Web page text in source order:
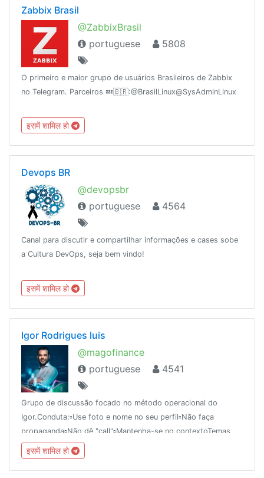
Zabbix Brasil
@ZabbixBrasil
portuguese
5808
O primeiro e maior grupo de usuários Brasileiros de Zabbix
no Telegram. Parceiros 💤🇧🇷:@BrasilLinux@SysAdminLinux
इसमें शामिल हो
Devops BR
@devopsbr
portuguese
4564
Canal para discutir e compartilhar informações e cases sobe
a Cultura DevOps, seja bem vindo!
इसमें शामिल हो
Igor Rodrigues luis
@magofinance
portuguese
4541
Grupo de discussão focado no método operacional do
Igor.Conduta:▫️Use foto e nome no seu perfil▫️Não faça
propaganda▫️Não dê "call"▫️Mantenha-se no contextoTemas
proibidos:▫️Corretoras▫️Criptomoedas ▫️Forex
इसमें शामिल हो